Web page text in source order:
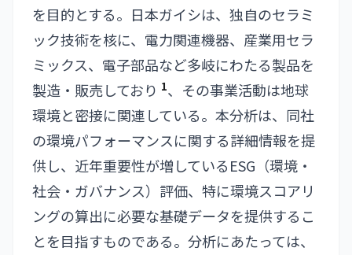
を目的とする。日本ガイシは、独自のセラミ
ック技術を核に、電力関連機器、産業用セラ
ミックス、電子部品など多岐にわたる製品を
製造・販売しており 1、その事業活動は地球
環境と密接に関連している。本分析は、同社
の環境パフォーマンスに関する詳細情報を提
供し、近年重要性が増しているESG（環境・
社会・ガバナンス）評価、特に環境スコアリ
ングの算出に必要な基礎データを提供するこ
とを目指すものである。分析にあたっては、